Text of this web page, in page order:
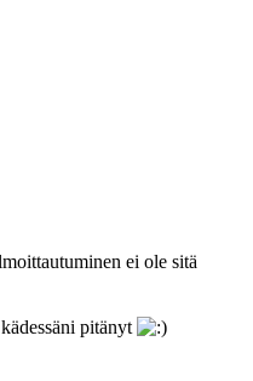
ei ole sitä
pitänyt